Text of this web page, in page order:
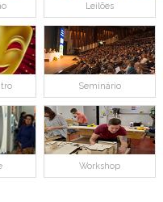
Leilões
Seminário
Workshop